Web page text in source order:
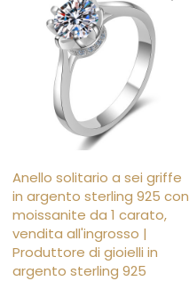
Anello solitario a sei griffe
in argento sterling 925 con
moissanite da 1 carato,
vendita all'ingrosso |
Produttore di gioielli in
argento sterling 925